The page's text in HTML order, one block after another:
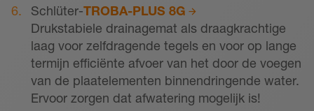
Schlüter-TROBA-PLUS 8G
Drukstabiele drainagemat als draagkrachtige
laag voor zelfdragende tegels en voor op lange
termijn efficiënte afvoer van het door de voegen
van de plaatelementen binnendringende water.
Ervoor zorgen dat afwatering mogelijk is!